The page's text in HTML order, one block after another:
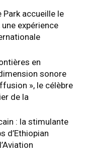
Park accueille le
une expérience
en
sonore
», le célèbre
de la
: la stimulante
d’Ethiopian